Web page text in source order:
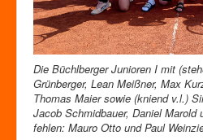
Die Büchlberger Junioren I mit
Grünberger, Lean Meißner, Max
Thomas Maier sowie (kniend v.l.)
Jacob Schmidbauer, Daniel
fehlen: Mauro Otto und Paul